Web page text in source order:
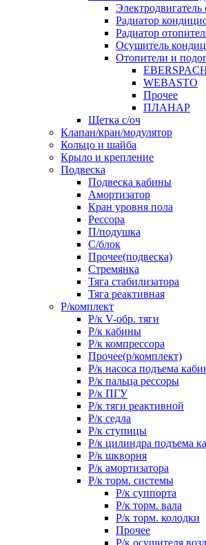
Электродвигатель
Радиатор
Радиатор
Осушитель
Отопители и
WEBASTO
Прочее
ПЛАНАР
Щетка с/оч
Клапан/кран/модулятор
Кольцо и шайба
Крыло и крепление
Подвеска
Подвеска кабины
Амортизатор
Кран уровня пола
Рессора
П/подушка
С/блок
Прочее(подвеска)
Стремянка
Тяга стабилизатора
Тяга реактивная
Р/комплект
Р/к V-обр. тяги
Р/к кабины
Р/к компрессора
Прочее(р/комплект)
Р/к насоса подъема
Р/к пальца рессоры
Р/к ПГУ
Р/к тяги реактивной
Р/к седла
Р/к ступицы
Р/к цилиндра подъема
Р/к шкворня
Р/к амортизатора
Р/к торм. системы
Р/к суппорта
Р/к торм. вала
Р/к торм. колодки
Прочее